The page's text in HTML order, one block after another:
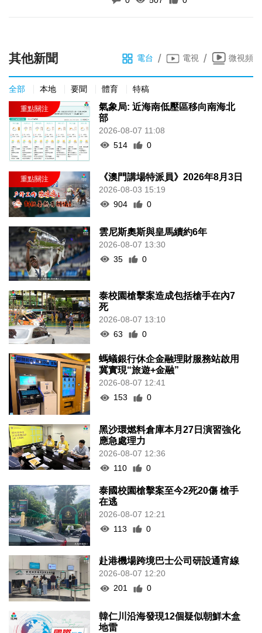
其他新聞 電台 / 電視 / 微視頻
全部 本地 要聞 體育 特稿
氣象局: 近海南低壓區移向南海北
部
2026-08-07 11:08
514
0
《澳門講場特派員》2026年8月3日
2026-08-03 15:19
904
0
雲尼斯奧斯與皇馬續約6年
2026-08-07 13:30
35
0
泰校園槍擊案造成包括槍手在內7
死
2026-08-07 13:10
63
0
螞蟻銀行休企金融理財服務站啟用
冀實現“旅遊+金融”
2026-08-07 12:41
153
0
黑沙環燃料倉庫本月27日演習強化
應急處理力
2026-08-07 12:36
110
0
泰國校園槍擊案至今2死20傷 槍手
在逃
2026-08-07 12:21
113
0
赴港機場跨境巴士公司研設通宵線
2026-08-07 12:20
201
0
韓仁川沿海發現12個疑似朝鮮木盒
地雷